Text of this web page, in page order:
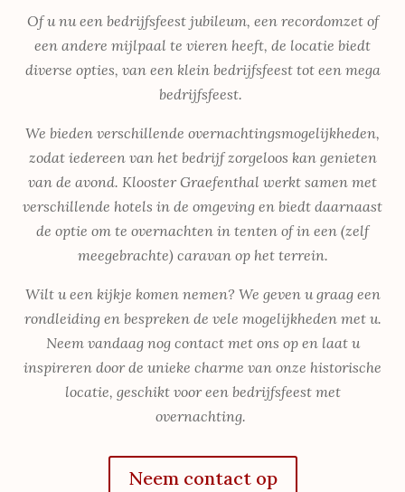
Of u nu een bedrijfsfeest jubileum, een recordomzet of
een andere mijlpaal te vieren heeft, de locatie biedt
diverse opties, van een klein bedrijfsfeest tot een mega
bedrijfsfeest.
We bieden verschillende overnachtingsmogelijkheden,
zodat iedereen van het bedrijf zorgeloos kan genieten
van de avond. Klooster Graefenthal werkt samen met
verschillende hotels in de omgeving en biedt daarnaast
de optie om te overnachten in tenten of in een (zelf
meegebrachte) caravan op het terrein.
Wilt u een kijkje komen nemen? We geven u graag een
rondleiding en bespreken de vele mogelijkheden met u.
Neem vandaag nog contact met ons op en laat u
inspireren door de unieke charme van onze historische
locatie, geschikt voor een bedrijfsfeest met
overnachting.
Neem contact op